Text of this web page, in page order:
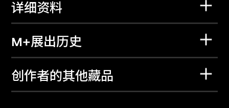
详细资料
M+展出历史
创作者的其他藏品